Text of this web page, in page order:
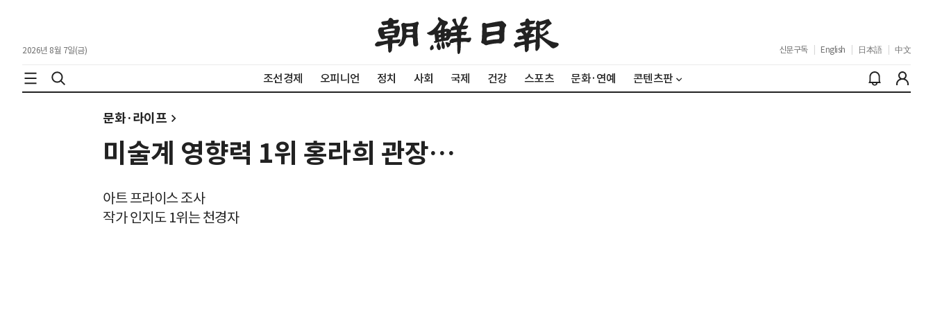
2026년 8월 7일(금) 신문구독 English 日本語 中文
조선경제 오피니언 정치 사회 국제 건강 스포츠 문화·연예 콘텐츠판
문화·라이프
미술계 영향력 1위 홍라희 관장…
아트 프라이스 조사
작가 인지도 1위는 천경자